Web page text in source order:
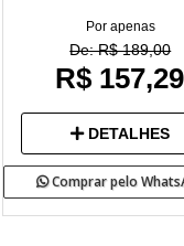
Por apenas
De: R$ 189,00
R$ 157,29
DETALHES
Comprar pelo